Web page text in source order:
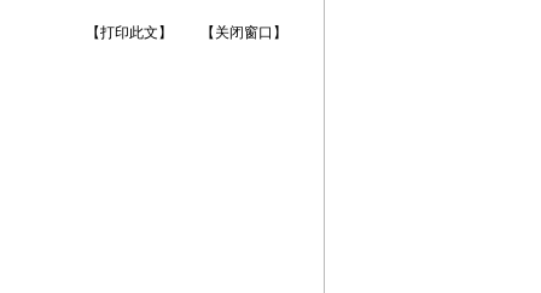
【打印此文】 【关闭窗口】